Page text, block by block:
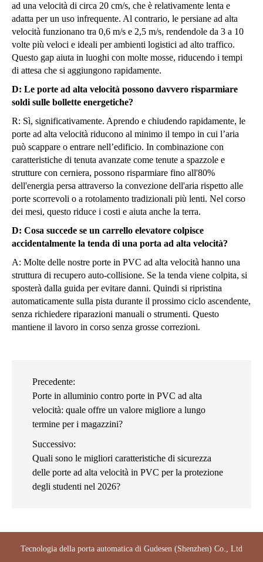
ad una velocità di circa 20 cm/s, che è relativamente lenta e
adatta per un uso infrequente. Al contrario, le persiane ad alta
velocità funzionano tra 0,6 m/s e 2,5 m/s, rendendole da 3 a 10
volte più veloci e ideali per ambienti logistici ad alto traffico.
Questo gap aiuta in luoghi con molte mosse, riducendo i tempi
di attesa che si aggiungono rapidamente.
D: Le porte ad alta velocità possono davvero risparmiare
soldi sulle bollette energetiche?
R: Sì, significativamente. Aprendo e chiudendo rapidamente, le
porte ad alta velocità riducono al minimo il tempo in cui l’aria
può scappare o entrare nell’edificio. In combinazione con
caratteristiche di tenuta avanzate come tenute a spazzole e
strutture con cerniera, possono risparmiare fino all'80%
dell'energia persa attraverso la convezione dell'aria rispetto alle
porte scorrevoli o a rotolamento tradizionali più lenti. Nel corso
dei mesi, questo riduce i costi e aiuta anche la terra.
D: Cosa succede se un carrello elevatore colpisce
accidentalmente la tenda di una porta ad alta velocità?
A: Molte delle nostre porte in PVC ad alta velocità hanno una
struttura di recupero auto-collisione. Se la tenda viene colpita, si
sposterà dalla guida per evitare danni. Quindi si ripristina
automaticamente sulla pista durante il prossimo ciclo ascendente,
senza richiedere riparazioni manuali o strumenti. Questo
mantiene il lavoro in corso senza grosse correzioni.
Precedente:
Porte in alluminio contro porte in PVC ad alta
velocità: quale offre un valore migliore a lungo
termine per i magazzini?
Successivo:
Quali sono le migliori caratteristiche di sicurezza
delle porte ad alta velocità in PVC per la protezione
degli studenti nel 2026?
Tecnologia della porta automatica di Gudesen (Shenzhen) Co., Ltd